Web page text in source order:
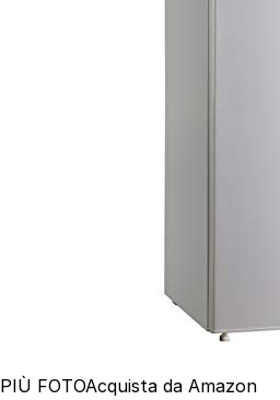
PIÙ FOTOAcquista da Amazon